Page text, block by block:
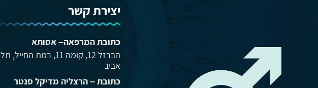
יצירת קשר
כתובת המרפאה– אסותא
הברזל 12, קומה 11, רמת החייל, תל
אביב
כתובת – הרצליה מדיקל סנטר